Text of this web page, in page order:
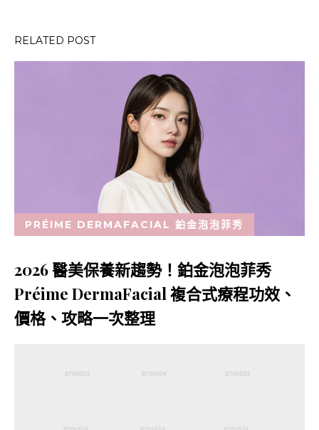
覽
RELATED POST
PRÉIME DERMAFACIAL 鉑金泡泡菲秀
2026 醫美保養新趨勢！鉑金泡泡菲秀
Préime DermaFacial 複合式療程功效、
價格、攻略一次整理